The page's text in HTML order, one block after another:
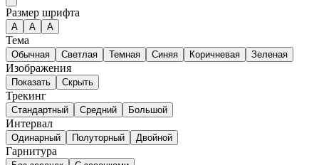
Размер шрифта
А A A
Тема
Обычная Светлая Темная Синяя Коричневая Зеленая
Изображения
Показать Скрыть
Трекинг
Стандартный Средний Большой
Интервал
Одинарный Полуторный Двойной
Гарнитура